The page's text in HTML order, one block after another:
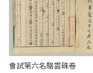
會試第六名駱雲硃卷